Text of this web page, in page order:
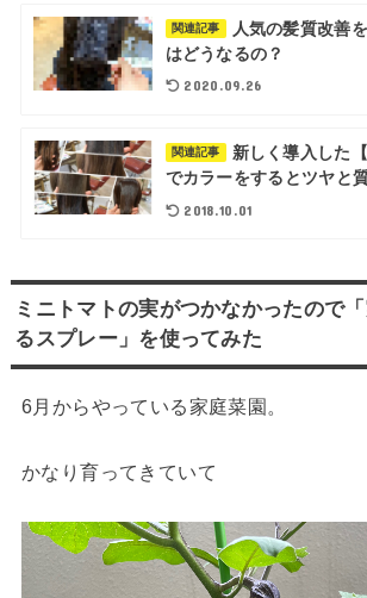
関連記事
人気の髪質改善
はどうなるの？
2020.09.26
関連記事
新しく導入した
でカラーをするとツヤと
2018.10.01
ミニトマトの実がつかなかったので
るスプレー」を使ってみた
6月からやっている家庭菜園。
かなり育ってきていて